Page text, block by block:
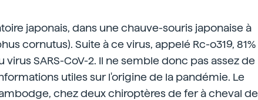
japonais, dans une chauve-souris japonaise à
cornutus). Suite à ce virus, appelé Rc-o319, 81%
SARS-CoV-2. Il ne semble donc pas assez de
utiles sur l'origine de la pandémie. Le
chez deux chiroptères de fer à cheval de